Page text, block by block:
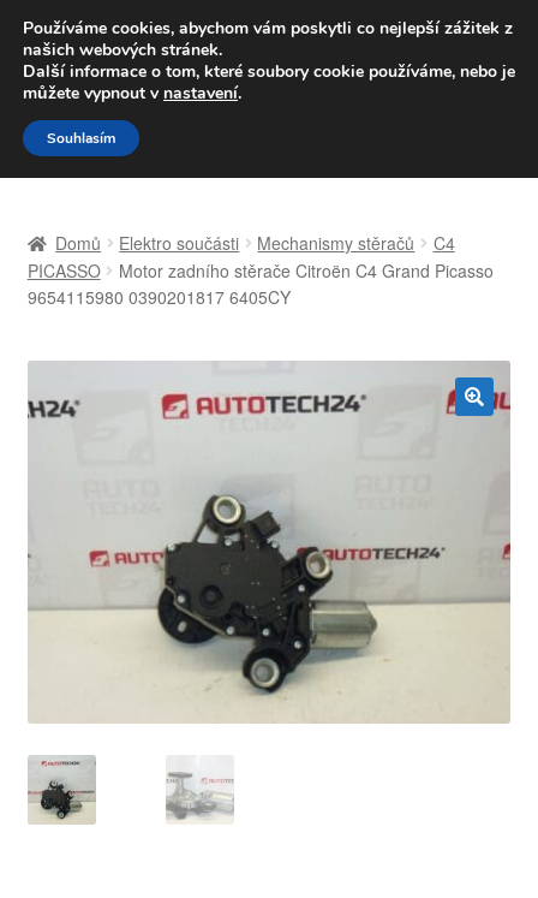
DOPRAVA od 139,-Kč
Volejte po-pá 9-16 704 494 494
Přeskočit
na
navigaci
Přejít
k
obsahu
Celosvětová doprava
Obchodní podmínky
Platby
Domů Elektro součásti Mechanismy stěračů
C4
PICASSO
Motor zadního stěrače Citroën C4 Grand Picasso
9654115980 0390201817 6405CY
Používáme cookies, abychom vám poskytli co nejlepší zážitek z
našich webových stránek.
Další informace o tom, které soubory cookie používáme, nebo je
můžete vypnout v nastavení.
Souhlasím